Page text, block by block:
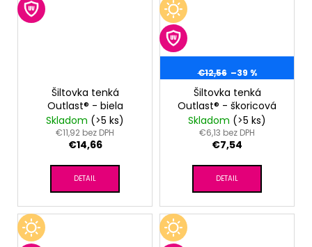
Šiltovka tenká
Outlast® - biela
Skladom (>5 ks)
€11,92 bez DPH
€14,66
DETAIL
€12,56 –39 %
Šiltovka tenká
Outlast® - škoricová
Skladom (>5 ks)
€6,13 bez DPH
€7,54
DETAIL